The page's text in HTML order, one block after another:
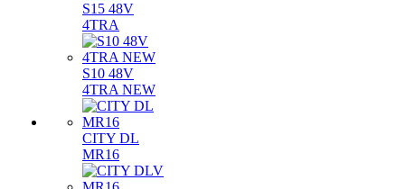
S15 48V
4TRA
S10 48V
4TRA NEW
CITY DL
MR16